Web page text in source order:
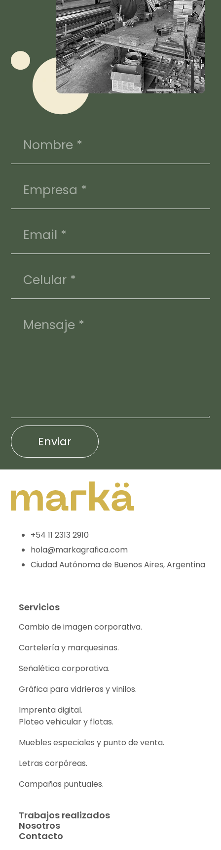
Enviar
+54 11 2313 2910
hola@markagrafica.com
Ciudad Autónoma de Buenos Aires, Argentina
Servicios
Cambio de imagen corporativa.
Cartelería y marquesinas.
Señalética corporativa.
Gráfica para vidrieras y vinilos.
Imprenta digital.
Ploteo vehicular y flotas.
Muebles especiales y punto de venta.
Letras corpóreas.
Campañas puntuales.
Trabajos realizados
Nosotros
Contacto